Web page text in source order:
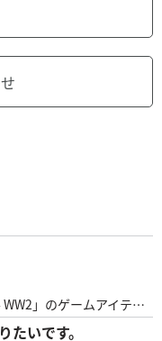
「ワールド・オブ・ウォー・マシーンズ - WW2」のゲームアイテム獲得確率情報をご案内いたします。グッドラック指揮戦車箱数量確率指揮戦車補給の鍵150.05%指揮戦車補給の鍵100.10%指揮戦車補給の鍵51.00%指揮戦車補給の鍵218.85%1級チューニングキット510.00%2級チューニングキット1020.00%3級チューニングキット5050.00%グッドラック航空機箱数量確率航空機補給の鍵100.05%航空機補給の鍵50.10%航空機補給の鍵31.00%航空機補給の鍵118.85%1級整備道具50,00010.00%2級整備道具10,00020.00%3級整備道具5,00050.00%サプライズ航空機箱数量確率航空機補給の鍵500.50%航空機補給の鍵202.50%航空機補給の鍵107.50%航空機補給の鍵515.00%航空機補給の鍵320.00%航空機補給の鍵124.50%1級整備道具100,0005.00%2級整備道具20,00010.00%3級整備道具10,00015.00%[S1]上級部隊長カード箱数量確率Tier3部隊長(1)1000.15%Tier3部隊長(2)10
いです。